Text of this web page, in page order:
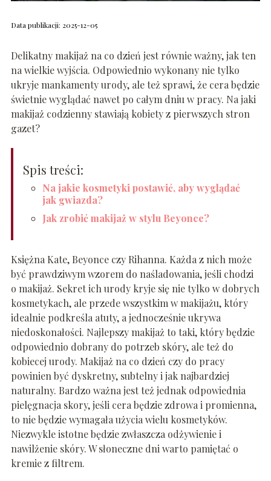
Data publikacji: 2025-12-05
Delikatny makijaż na co dzień jest równie ważny, jak ten
na wielkie wyjścia. Odpowiednio wykonany nie tylko
ukryje mankamenty urody, ale też sprawi, że cera będzie
świetnie wyglądać nawet po całym dniu w pracy. Na jaki
makijaż codzienny stawiają kobiety z pierwszych stron
gazet?
Spis treści:
Na jakie kosmetyki postawić, aby wyglądać
jak gwiazda?
Jak zrobić makijaż w stylu Beyonce?
Księżna Kate, Beyonce czy Rihanna. Każda z nich może
być prawdziwym wzorem do naśladowania, jeśli chodzi
o makijaż. Sekret ich urody kryje się nie tylko w dobrych
kosmetykach, ale przede wszystkim w makijażu, który
idealnie podkreśla atuty, a jednocześnie ukrywa
niedoskonałości. Najlepszy makijaż to taki, który będzie
odpowiednio dobrany do potrzeb skóry, ale też do
kobiecej urody. Makijaż na co dzień czy do pracy
powinien być dyskretny, subtelny i jak najbardziej
naturalny. Bardzo ważna jest też jednak odpowiednia
pielęgnacja skory, jeśli cera będzie zdrowa i promienna,
to nie będzie wymagała użycia wielu kosmetyków.
Niezwykle istotne będzie zwłaszcza odżywienie i
nawilżenie skóry. W słoneczne dni warto pamiętać o
kremie z filtrem.